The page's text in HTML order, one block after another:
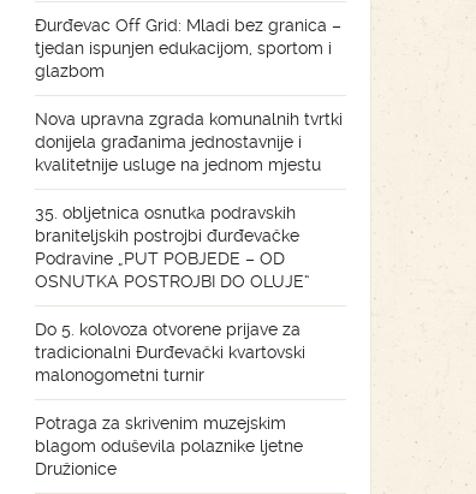
Đurđevac Off Grid: Mladi bez granica –
tjedan ispunjen edukacijom, sportom i
glazbom
Nova upravna zgrada komunalnih tvrtki
donijela građanima jednostavnije i
kvalitetnije usluge na jednom mjestu
35. obljetnica osnutka podravskih
braniteljskih postrojbi đurđevačke
Podravine „PUT POBJEDE – OD
OSNUTKA POSTROJBI DO OLUJE“
Do 5. kolovoza otvorene prijave za
tradicionalni Đurđevački kvartovski
malonogometni turnir
Potraga za skrivenim muzejskim
blagom oduševila polaznike ljetne
Družionice